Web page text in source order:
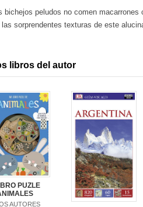
bichejos peludos no comen
sorprendentes texturas de este
libros del autor
PUZLE
AUTORES